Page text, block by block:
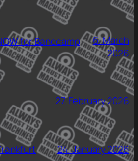
for Bandcamp
6. March
2026
27. February 2026
24. January 2026